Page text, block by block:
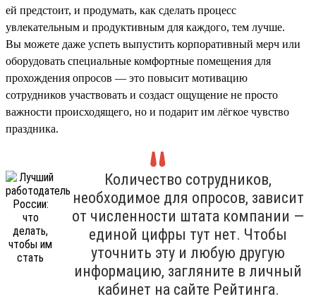
ей предстоит, и продумать, как сделать процесс
увлекательным и продуктивным для каждого, тем лучше.
Вы можете даже успеть выпустить корпоративный мерч или
оборудовать специальные комфортные помещения для
прохождения опросов — это повысит мотивацию
сотрудников участвовать и создаст ощущение не просто
важности происходящего, но и подарит им лёгкое чувство
праздника.
Количество сотрудников,
необходимое для опросов, зависит
от численности штата компании —
единой цифры тут нет. Чтобы
уточнить эту и любую другую
информацию, загляните в личный
кабинет на сайте Рейтинга.